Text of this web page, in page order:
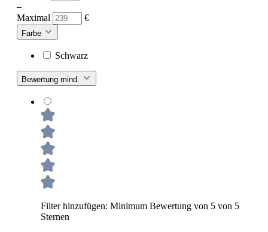
–
Maximal
€
Farbe
Schwarz
Bewertung mind.
Filter hinzufügen: Minimum Bewertung von 5 von 5
Sternen